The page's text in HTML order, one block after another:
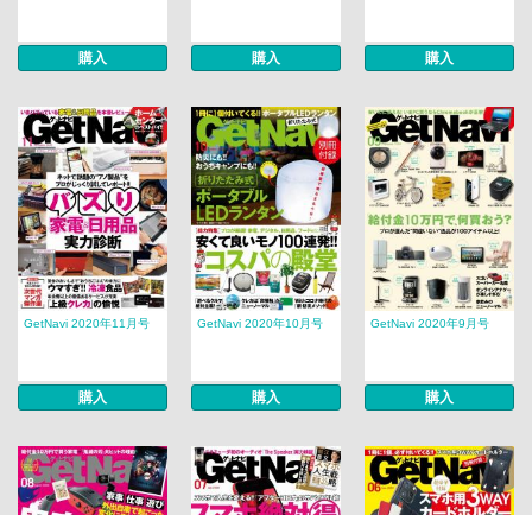
購入 購入 購入
GetNavi 2020年11月号
購入
GetNavi 2020年10月号
購入
GetNavi 2020年9月号
購入